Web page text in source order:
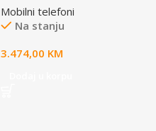
Mobilni telefoni
Na stanju
3.474,00 KM